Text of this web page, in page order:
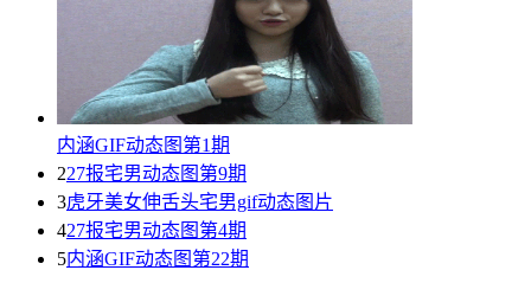
内涵GIF动态图第1期
227报宅男动态图第9期
3虎牙美女伸舌头宅男gif动态图片
427报宅男动态图第4期
5内涵GIF动态图第22期